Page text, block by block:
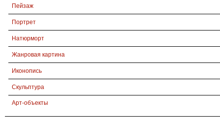
Пейзаж
Портрет
Натюрморт
Жанровая картина
Иконопись
Скульптура
Арт-объекты